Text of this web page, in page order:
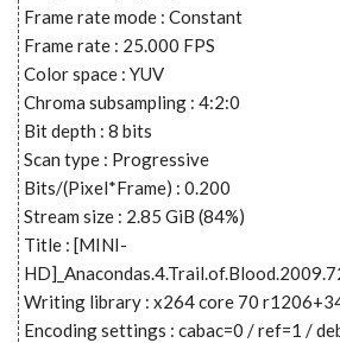
Frame rate mode : Constant
Frame rate : 25.000 FPS
Color space : YUV
Chroma subsampling : 4:2:0
Bit depth : 8 bits
Scan type : Progressive
Bits/(Pixel*Frame) : 0.200
Stream size : 2.85 GiB (84%)
Title : [MINI-
Writing library : x264 core 70
Encoding settings : cabac=0 / ref=1 /